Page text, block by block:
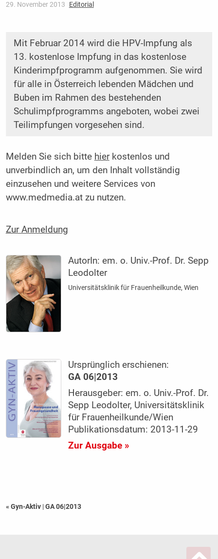
29. November 2013 Editorial
Mit Februar 2014 wird die HPV-Impfung als
13. kostenlose Impfung in das kostenlose
Kinderimpfprogramm aufgenommen. Sie wird
für alle in Österreich lebenden Mädchen und
Buben im Rahmen des bestehenden
Schulimpfprogramms angeboten, wobei zwei
Teilimpfungen vorgesehen sind.
Melden Sie sich bitte hierkostenlos und
unverbindlich an, um den Inhalt vollständig
einzusehen und weitere Services von
www.medmedia.at zu nutzen.
Zur Anmeldung
AutorIn: em. o. Univ.-Prof. Dr. Sepp
Leodolter
Universitätsklinik für Frauenheilkunde, Wien
Ursprünglich erschienen:
GA 06|2013
Herausgeber: em. o. Univ.-Prof. Dr.
Sepp Leodolter, Universitätsklinik
für Frauenheilkunde/Wien
Publikationsdatum: 2013-11-29
Zur Ausgabe »
« Gyn-Aktiv |GA 06|2013